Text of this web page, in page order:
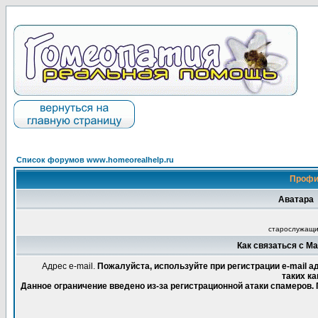
Список форумов www.homeorealhelp.ru
Аватара
Как связаться с
Адрес e-mail. Пожалуйста, используйте при регистрации e-mail
таких
Данное ограничение введено из-за регистрационной атаки